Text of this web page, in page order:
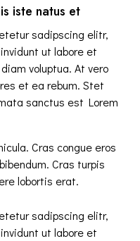
iste natus et
sadipscing elitr,
ut labore et
voluptua. At vero
et ea rebum. Stet
sanctus est Lorem
Cras congue eros
Cras turpis
lobortis erat.
sadipscing elitr,
ut labore et